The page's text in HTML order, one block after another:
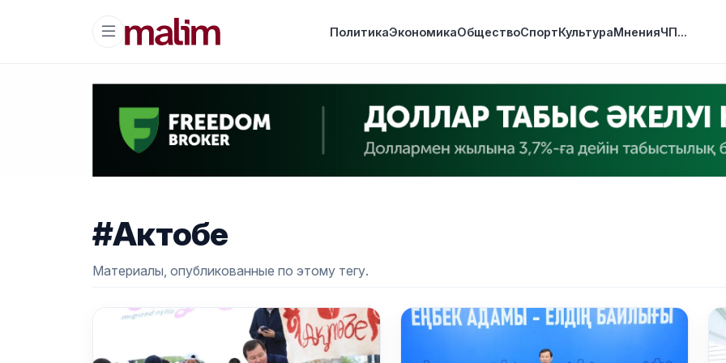
ПолитикаЭкономикаОбществоСпортКультураМненияЧП...
#Актобе
Материалы, опубликованные по этому тегу.